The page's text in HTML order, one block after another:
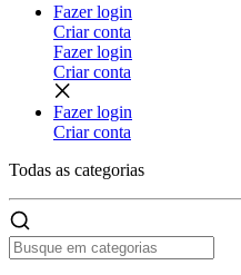
Fazer login
Criar conta
Fazer login
Criar conta
Fazer login
Criar conta
Todas as categorias